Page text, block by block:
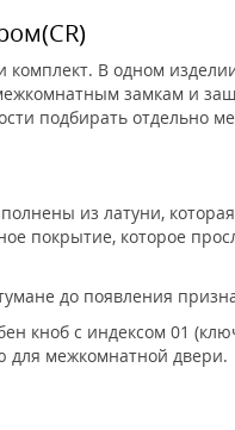
комплект. В одном
замкам и
подбирать отдельно
из латуни,
покрытие, которое
до появления
кноб с индексом 01
для межкомнатной двери.